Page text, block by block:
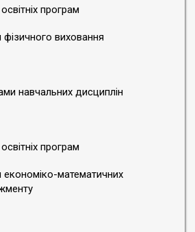
програм
фізичного виховання
навчальних дисциплін
програм
економіко-математичних